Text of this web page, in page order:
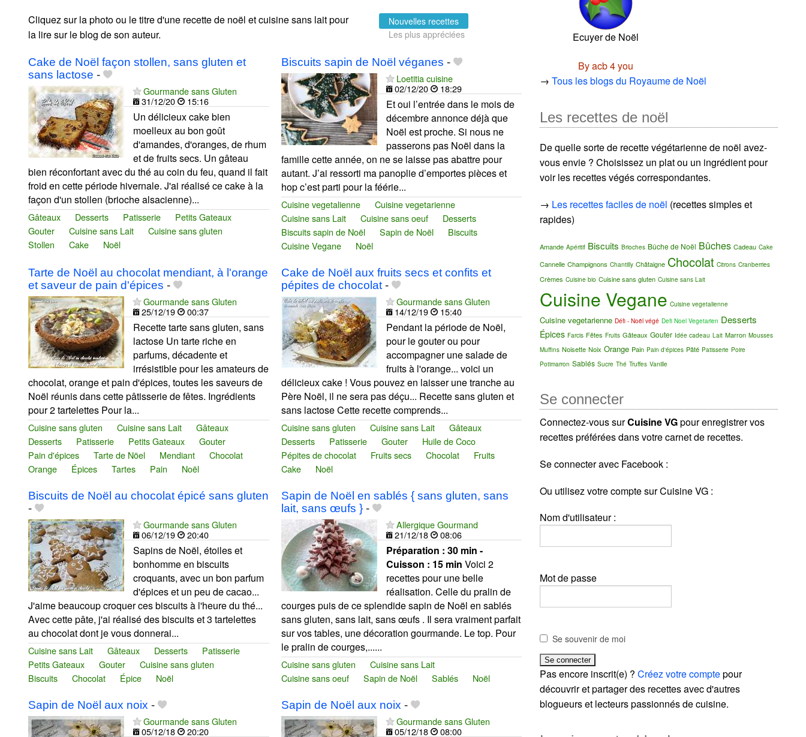
Cliquez sur la photo ou le titre d'une recette de noël et cuisine sans lait pour
la lire sur le blog de son auteur.
Nouvelles recettes
Les plus appréciées
Cake de Noël façon stollen, sans gluten et
sans lactose -
Gourmande sans Gluten
31/12/20
15:16
Un délicieux cake bien
moelleux au bon goût
d'amandes, d'oranges, de rhum
et de fruits secs. Un gâteau
bien réconfortant avec du thé au coin du feu, quand il fait
froid en cette période hivernale. J'ai réalisé ce cake à la
façon d'un stollen (brioche alsacienne)...
Gâteaux Desserts Patisserie
Petits Gateaux
Gouter
Cuisine sans Lait
Cuisine sans gluten
Stollen
Cake Noël
Biscuits sapin de Noël véganes -
Loetitia cuisine
02/12/20
18:29
Et oui l’entrée dans le mois de
décembre annonce déjà que
Noël est proche. Si nous ne
passerons pas Noël dans la
famille cette année, on ne se laisse pas abattre pour
autant. J’ai ressorti ma panoplie d’emportes pièces et
hop c’est parti pour la féérie...
Cuisine vegetalienne
Cuisine vegetarienne
Cuisine sans Lait
Cuisine sans oeuf
Desserts
Biscuits sapin de Noël
Sapin de Noël
Biscuits
Cuisine Vegane
Noël
Tarte de Noël au chocolat mendiant, à l'orange
et saveur de pain d'épices -
Gourmande sans Gluten
25/12/19
00:37
Recette tarte sans gluten, sans
lactose Un tarte riche en
parfums, décadente et
irrésistible pour les amateurs de
chocolat, orange et pain d'épices, toutes les saveurs de
Noël réunis dans cette pâtisserie de fêtes. Ingrédients
pour 2 tartelettes Pour la...
Cuisine sans gluten Cuisine sans Lait
Gâteaux
Desserts
Patisserie Petits Gateaux
Gouter
Pain d'épices
Tarte de Nöel Mendiant
Chocolat
Orange
Épices Tartes Pain Noël
Cake de Noël aux fruits secs et confits et
pépites de chocolat-
Gourmande sans Gluten
14/12/19
15:40
Pendant la période de Noël,
pour le gouter ou pour
accompagner une salade de
fruits à l'orange... voici un
délicieux cake ! Vous pouvez en laisser une tranche au
Père Noël, il ne sera pas déçu... Recette sans gluten et
sans lactose Cette recette comprends...
Cuisine sans gluten Cuisine sans Lait
Gâteaux
Desserts
Patisserie Gouter
Huile de Coco
Pépites de chocolat
Fruits secs Chocolat
Fruits
Cake
Noël
Biscuits de Noël au chocolat épicé sans gluten
-
Gourmande sans Gluten
06/12/19
20:40
Sapins de Noël, étoiles et
bonhomme en biscuits
croquants, avec un bon parfum
d'épices et un peu de cacao...
J'aime beaucoup croquer ces biscuits à l'heure du thé...
Avec cette pâte, j'ai réalisé des biscuits et 3 tartelettes
au chocolat dont je vous donnerai...
Cuisine sans Lait Gâteaux Desserts
Patisserie
Petits Gateaux
Gouter
Cuisine sans gluten
Biscuits
Chocolat Épice Noël
Sapin de Noël en sablés { sans gluten, sans
lait, sans œufs }-
Allergique Gourmand
21/12/18
08:06
Préparation : 30 min -
Cuisson : 15 min Voici 2
recettes pour une belle
réalisation. Celle du pralin de
courges puis de ce splendide sapin de Noël en sablés
sans gluten, sans lait, sans œufs . Il sera vraiment parfait
sur vos tables, une décoration gourmande. Le top. Pour
le pralin de courges,......
Cuisine sans gluten
Cuisine sans Lait
Cuisine sans oeuf
Sapin de Noël Sablés Noël
Sapin de Noël aux noix -
Gourmande sans Gluten
05/12/18
20:20
Sapin de Noël aux noix -
Gourmande sans Gluten
05/12/18
08:00
Ecuyer de Noël
By acb 4 you
→Tous les blogs du Royaume de Noël
Les recettes de noël
De quelle sorte de recette végétarienne de noël avez-
vous envie ? Choisissez un plat ou un ingrédient pour
voir les recettes végés correspondantes.
→ Les recettes faciles de noël (recettes simples et
rapides)
Amande Apéritif Biscuits Brioches Bûche de Noël Bûches Cadeau Cake
Cannelle Champignons Chantilly Châtaigne Chocolat Citrons Cranberries
Crèmes Cuisine bio Cuisine sans gluten Cuisine sans Lait
Cuisine Vegane Cuisine vegetalienne
Cuisine vegetarienne Défi - Noël végé Defi Noel Vegetarien Desserts
Épices Farcis Fêtes Fruits Gâteaux Gouter Idée cadeau Lait Marron Mousses
Muffins Noisette Noix Orange Pain Pain d'épices Pâté Patisserie Poire
Potimarron Sablés Sucre Thé Truffes Vanille
Se connecter
Connectez-vous surCuisine VGpour enregistrer vos
recettes préférées dans votre carnet de recettes.
Se connecter avec Facebook :
Ou utilisez votre compte sur Cuisine VG :
Nom d'utilisateur :
Mot de passe
Se souvenir de moi
Pas encore inscrit(e) ?Créez votre comptepour
découvrir et partager des recettes avec d'autres
blogueurs et lecteurs passionnés de cuisine.